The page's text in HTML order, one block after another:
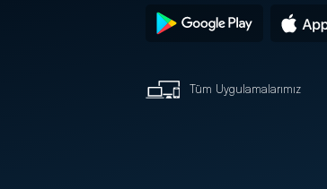
Tüm Uygulamalarımız